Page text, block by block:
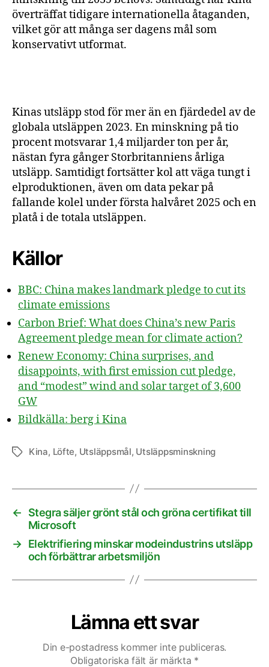
överträffat tidigare internationella åtaganden,
vilket gör att många ser dagens mål som
konservativt utformat.
Kinas utsläpp stod för mer än en fjärdedel av de
globala utsläppen 2023. En minskning på tio
procent motsvarar 1,4 miljarder ton per år,
nästan fyra gånger Storbritanniens årliga
utsläpp. Samtidigt fortsätter kol att väga tungt i
elproduktionen, även om data pekar på
fallande kolel under första halvåret 2025 och en
platå i de totala utsläppen.
Källor
BBC: China makes landmark pledge to cut its
climate emissions
Carbon Brief: What does China’s new Paris
Agreement pledge mean for climate action?
Renew Economy: China surprises, and
disappoints, with first emission cut pledge,
and “modest” wind and solar target of 3,600
GW
Bildkälla: berg i Kina
Etiketter
Kina, Löfte, Utsläppsmål, Utsläppsminskning
←
Stegra säljer grönt stål och gröna certifikat till
Microsoft
→ Elektrifiering minskar modeindustrins utsläpp
och förbättrar arbetsmiljön
Lämna ett svar
Din e-postadress kommer inte publiceras.
Obligatoriska fält är märkta *